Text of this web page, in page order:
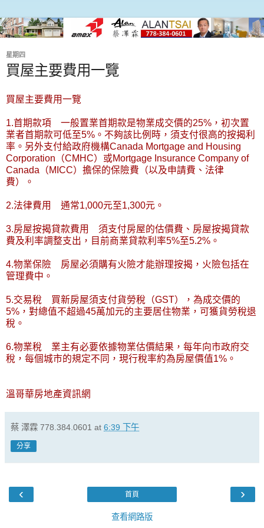
星期四
買屋主要費用一覽
買屋主要費用一覽
1.首期款項 一般置業首期款是物業成交價的25%，初次置
業者首期款可低至5%。不夠該比例時，須支付很高的按揭利
率。另外支付給政府機構Canada Mortgage and Housing
Corporation（CMHC）或Mortgage Insurance Company of
Canada（MICC）擔保的保險費（以及申請費、法律
費）。
2.法律費用 通常1,000元至1,300元。
3.房屋按揭貸款費用 須支付房屋的估價費、房屋按揭貸款
費及利率調整支出，目前商業貸款利率5%至5.2%。
4.物業保險 房屋必須購有火險才能辦理按揭，火險包括在
管理費中。
5.交易稅 買新房屋須支付貨勞稅（GST），為成交價的
5%，對總值不超過45萬加元的主要居住物業，可獲貨勞稅退
稅。
6.物業稅 業主有必要依據物業估價結果，每年向市政府交
稅，每個城市的規定不同，現行稅率約為房屋價值1%。
溫哥華房地產資訊網
蔡 澤霖 778.384.0601 at 6:39 下午
分享
‹ ›
首頁
查看網路版